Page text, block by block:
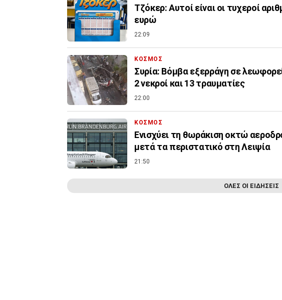
Τζόκερ: Αυτοί είναι οι τυχεροί
ευρώ
22:09
ΚΟΣΜΟΣ
Συρία: Βόμβα εξερράγη σε
2 νεκροί και 13 τραυματίες
22:00
ΚΟΣΜΟΣ
Ενισχύει τη θωράκιση οκτώ
μετά τα περιστατικό στη Λειψία
21:50
ΟΛΕΣ ΟΙ ΕΙΔΗΣΕΙΣ